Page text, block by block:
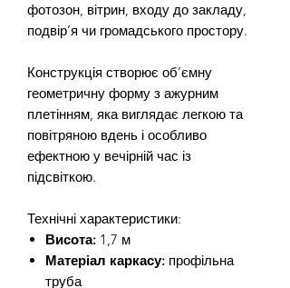
фотозон, вітрин, входу до закладу,
подвір’я чи громадського простору.
Конструкція створює об’ємну
геометричну форму з ажурним
плетінням, яка виглядає легкою та
повітряною вдень і особливо
ефектною у вечірній час із
підсвіткою.
Технічні характеристики:
Висота: 1,7 м
Матеріал каркасу: профільна
труба